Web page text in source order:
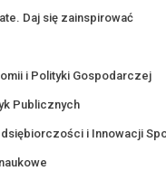
Daj się zainspirować
i Polityki Gospodarczej
Publicznych
i Innowacji